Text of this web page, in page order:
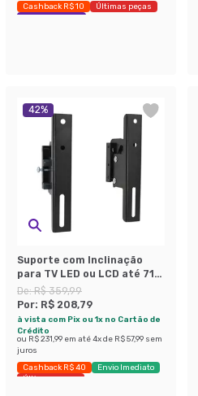
Cashback R$ 10
Últimas peças
Economize 35%
42%
Suporte com Inclinação
para TV LED ou LCD até 71
Polegadas Preto
De:R$ 359,99
Por: R$ 208,79
à vista com Pix ou 1x no Cartão de
Crédito
ou R$ 231,99 em até4x de R$ 57,99 sem
juros
Cashback R$ 40
Envio Imediato
Últimas peças